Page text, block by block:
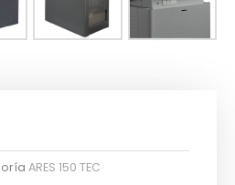
ARES 150 TEC